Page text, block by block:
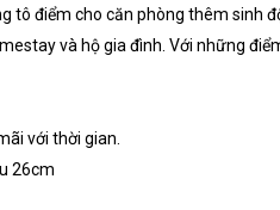
tô điểm cho căn phòng thêm sinh
và hộ gia đình. Với những
với thời gian.
26cm